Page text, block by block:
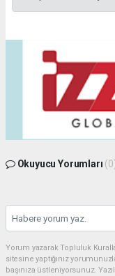
Okuyucu Yorumları
Yorum yazarak Topluluk
sitesine yaptığınız
başınıza üstleniyorsunuz.